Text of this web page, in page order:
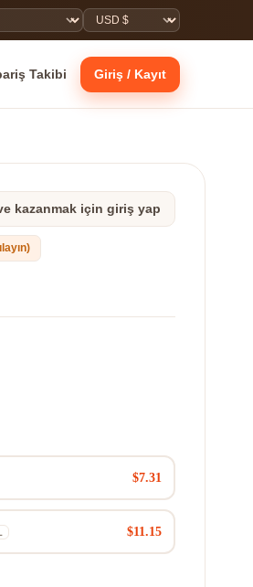
Takibi Giriş / Kayıt
kazanmak için giriş yap
$7.31
$11.15